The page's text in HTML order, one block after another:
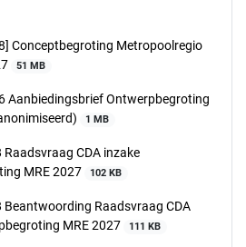
Conceptbegroting Metropoolregio
51 MB
Aanbiedingsbrief Ontwerpbegroting
1 MB
CDA inzake
MRE 2027
102 KB
Beantwoording Raadsvraag CDA
MRE 2027
111 KB